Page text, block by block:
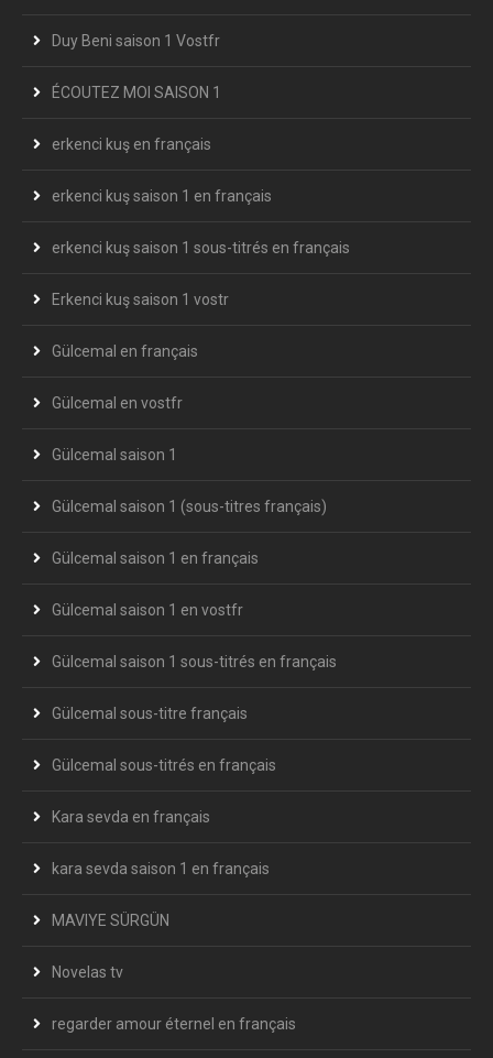
Duy Beni saison 1 Vostfr
ÉCOUTEZ MOI SAISON 1
erkenci kuş en français
erkenci kuş saison 1 en français
erkenci kuş saison 1 sous-titrés en français
Erkenci kuş saison 1 vostr
Gülcemal en français
Gülcemal en vostfr
Gülcemal saison 1
Gülcemal saison 1 (sous-titres français)
Gülcemal saison 1 en français
Gülcemal saison 1 en vostfr
Gülcemal saison 1 sous-titrés en français
Gülcemal sous-titre français
Gülcemal sous-titrés en français
Kara sevda en français
kara sevda saison 1 en français
MAVIYE SÜRGÜN
Novelas tv
regarder amour éternel en français